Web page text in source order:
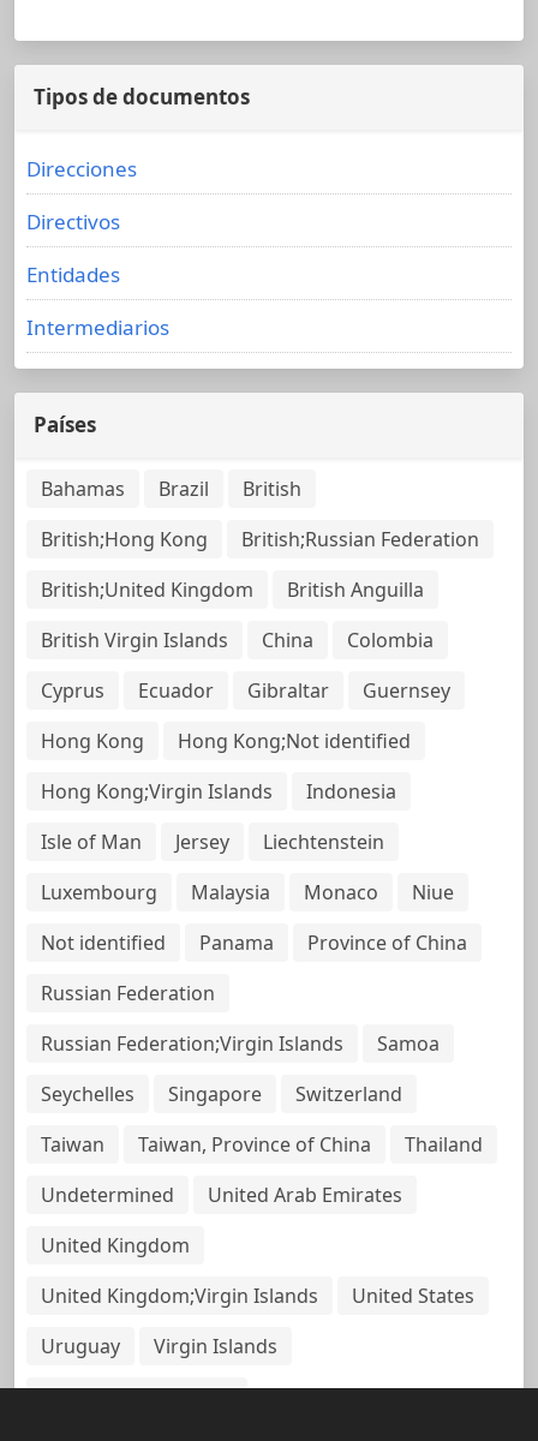
Tipos de documentos
Direcciones
Directivos
Entidades
Intermediarios
Países
Bahamas Brazil
British
British;Hong Kong
British;Russian Federation
British;United Kingdom
British Anguilla
British Virgin Islands
China
Colombia
Cyprus
Ecuador Gibraltar
Guernsey
Hong Kong
Hong Kong;Not identified
Hong Kong;Virgin Islands
Indonesia
Isle of Man
Jersey
Liechtenstein
Luxembourg
Malaysia Monaco
Niue
Not identified
Panama
Province of China
Russian Federation
Russian Federation;Virgin Islands
Samoa
Seychelles
Singapore
Switzerland
Taiwan
Taiwan, Province of China
Thailand
Undetermined
United Arab Emirates
United Kingdom
United Kingdom;Virgin Islands
United States
Uruguay
Virgin Islands
Virgin Islands, British